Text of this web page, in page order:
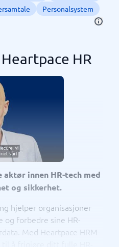
Personalsystem
HR
aktør innen HR-tech med
og sikkerhet.
hjelper organisasjoner
og forbedre sine HR-
Med Heartpace HRM-